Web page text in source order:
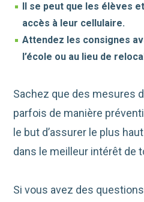
Il se peut que les élèves
accès à leur cellulaire.
Attendez les consignes
l’école ou au lieu de
Sachez que des mesures
parfois de manière
le but d’assurer le plus
dans le meilleur intérêt de
Si vous avez des